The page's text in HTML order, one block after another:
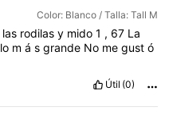
Color: Blanco / Talla: Tall M
las rodilasy mido1 , 67 La
lo másgrande No megustó
Útil (0)